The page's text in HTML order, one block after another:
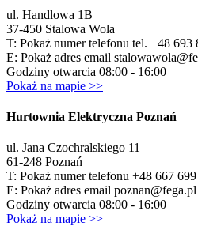
ul. Handlowa 1B
37-450 Stalowa Wola
T: Pokaż numer telefonu tel. +48 693
E: Pokaż adres email
Godziny otwarcia 08:00 - 16:00
Pokaż na mapie >>
Hurtownia Elektryczna Poznań
ul. Jana Czochralskiego 11
61-248 Poznań
T: Pokaż numer telefonu +48 667
E: Pokaż adres email poznan@fega.pl
Godziny otwarcia 08:00 - 16:00
Pokaż na mapie >>